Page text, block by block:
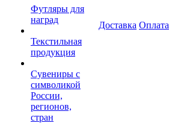
Футляры для
наград
Текстильная
продукция
Сувениры с
символикой
России,
регионов,
стран
Доставка Оплата